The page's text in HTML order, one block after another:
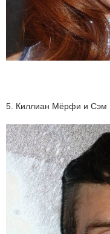
5. Киллиан Мёрфи и Сэм